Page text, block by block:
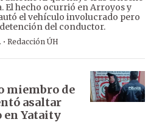
El hecho ocurrió en Arroyos y
el vehículo involucrado pero
del conductor.
· Redacción ÚH
miembro de
asaltar
en Yataity